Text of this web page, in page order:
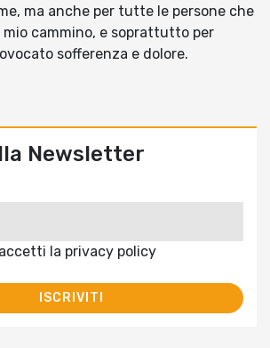
ma anche per tutte le persone che
cammino, e soprattutto per
sofferenza e dolore.
Newsletter
la privacy policy